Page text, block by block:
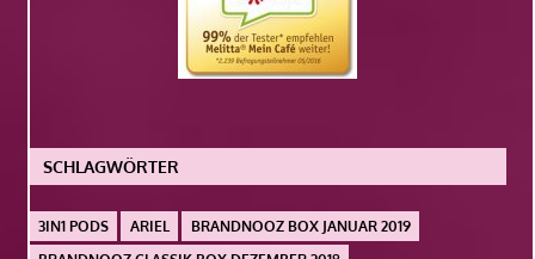
SCHLAGWÖRTER
3IN1 PODS ARIEL
BRANDNOOZ BOX JANUAR 2019